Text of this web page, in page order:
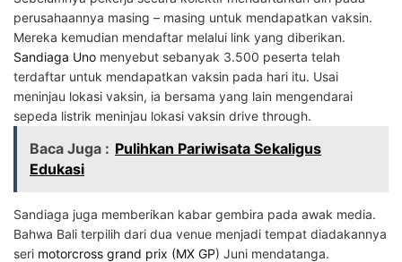
perusahaannya masing – masing untuk mendapatkan vaksin.
Mereka kemudian mendaftar melalui link yang diberikan.
Sandiaga Uno menyebut sebanyak 3.500 peserta telah
terdaftar untuk mendapatkan vaksin pada hari itu. Usai
meninjau lokasi vaksin, ia bersama yang lain mengendarai
sepeda listrik meninjau lokasi vaksin drive through.
Baca Juga : Pulihkan Pariwisata Sekaligus
Edukasi
Sandiaga juga memberikan kabar gembira pada awak media.
Bahwa Bali terpilih dari dua venue menjadi tempat diadakannya
seri motorcross grand prix (MX GP) Juni mendatanga.